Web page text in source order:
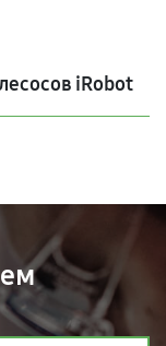
iRobot